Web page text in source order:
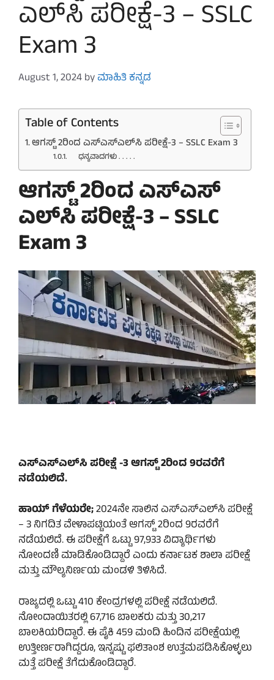
ಎಲ್​ಸಿ ಪರೀಕ್ಷೆ-3 – SSLC
Exam 3
August 1, 2024byಮಾಹಿತಿ ಕನ್ನಡ
Table of Contents
ಆಗಸ್ಟ್ 2ರಿಂದ ಎಸ್​ಎಸ್​ಎಲ್​ಸಿ ಪರೀಕ್ಷೆ-3 – SSLC Exam 3
ಧನ್ಯವಾದಗಳು . . . . .
ಆಗಸ್ಟ್ 2ರಿಂದ ಎಸ್​ಎಸ್​
ಎಲ್​ಸಿ ಪರೀಕ್ಷೆ-3 – SSLC
Exam 3
ಎಸ್​ಎಸ್​ಎಲ್​ಸಿ ಪರೀಕ್ಷೆ -3 ಆಗಸ್ಟ್ 2ರಿಂದ 9ರವರೆಗೆ
ನಡೆಯಲಿದೆ.
ಹಾಯ್ ಗೆಳೆಯರೇ;2024ನೇ ಸಾಲಿನ ಎಸ್​ಎಸ್​ಎಲ್​ಸಿ ಪರೀಕ್ಷೆ
– 3 ನಿಗದಿತ ವೇಳಾಪಟ್ಟಿಯಂತೆ ಆಗಸ್ಟ್ 2ರಿಂದ 9ರವರೆಗೆ
ನಡೆಯಲಿದೆ. ಈ ಪರೀಕ್ಷೆಗೆ ಒಟ್ಟು 97,933 ವಿದ್ಯಾರ್ಥಿಗಳು
ನೋಂದಣಿ ಮಾಡಿಕೊಂಡಿದ್ದಾರೆ ಎಂದು ಕರ್ನಾಟಕ ಶಾಲಾ ಪರೀಕ್ಷೆ
ಮತ್ತು ಮೌಲ್ಯನಿರ್ಣಯ ಮಂಡಳಿ ತಿಳಿಸಿದೆ.
ರಾಜ್ಯದಲ್ಲಿ ಒಟ್ಟು 410 ಕೇಂದ್ರಗಳಲ್ಲಿ ಪರೀಕ್ಷೆ ನಡೆಯಲಿದೆ.
ನೋಂದಾಯಿತರಲ್ಲಿ 67,716 ಬಾಲಕರು ಮತ್ತು 30,217
ಬಾಲಕಿಯರಿದ್ದಾರೆ. ಈ ಪೈಕಿ 459 ಮಂದಿ ಹಿಂದಿನ ಪರೀಕ್ಷೆಯಲ್ಲಿ
ಉತ್ತೀರ್ಣರಾಗಿದ್ದರೂ, ಇನ್ನಷ್ಟು ಫಲಿತಾಂಶ ಉತ್ತಮಪಡಿಸಿಕೊಳ್ಳಲು
ಮತ್ತೆ ಪರೀಕ್ಷೆ ತೆಗೆದುಕೊಂಡಿದ್ದಾರೆ.